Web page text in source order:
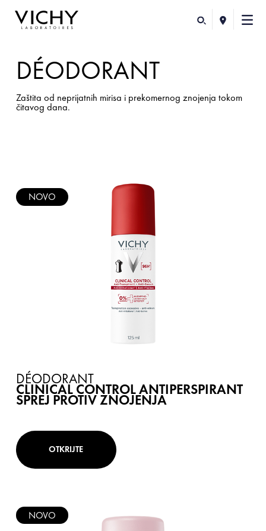
DÉODORANT
Zaštita od neprijatnih mirisa i prekomernog znojenja tokom
čitavog dana.
NOVO
DÉODORANT
CLINICAL CONTROL ANTIPERSPIRANT
SPREJ PROTIV ZNOJENJA
OTKRIJTE
NOVO